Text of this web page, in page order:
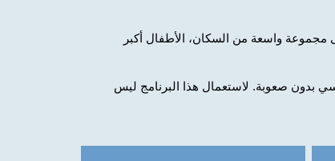
الأطفال أكبر
بدون صعوبة. لاستعمال هذا البرنامج ليس